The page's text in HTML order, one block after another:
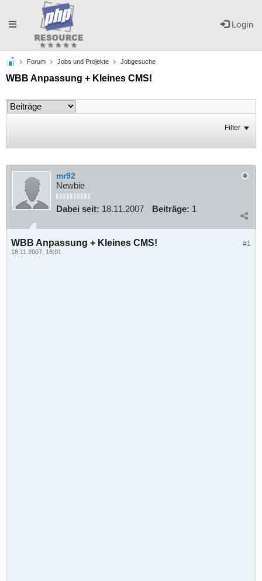
Login
Toggle
navigation
Forum Jobs und Projekte Jobgesuche
WBB Anpassung + Kleines CMS!
Filter
mr92
Newbie
Dabei seit: 18.11.2007 Beiträge: 1
#1
WBB Anpassung + Kleines CMS!
18.11.2007, 18:01